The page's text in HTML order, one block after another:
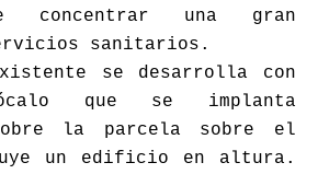
concentrar una gran
sanitarios.
se desarrolla con
que se implanta
sobre la parcela sobre el
un edificio en altura.